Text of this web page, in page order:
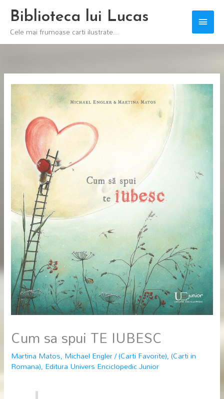
Skip
content
Biblioteca lui Lucas
Cele mai frumoase carti ilustrate...
Main
Cum sa spui TE IUBESC
Martina Matos, Michael Engler/(Carti Favorite),(Carti in
Romana), Editura Univers Enciclopedic Junior